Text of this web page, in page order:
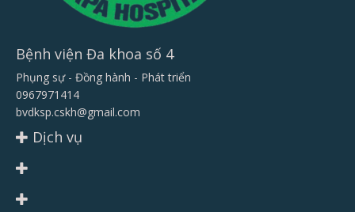
Bệnh viện Đa khoa số 4
Phụng sự - Đồng hành - Phát triển
0967971414
bvdksp.cskh@gmail.com
Dịch vụ